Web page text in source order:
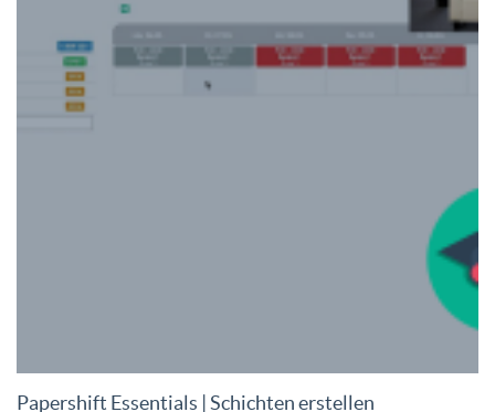
Papershift Essentials | Schichten erstellen